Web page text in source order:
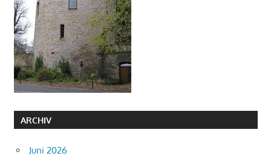
ARCHIV
Juni 2026